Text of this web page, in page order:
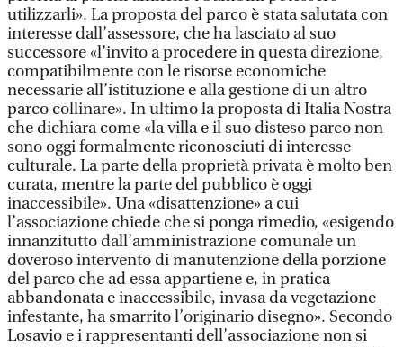
utilizzarli». La proposta del parco è stata salutata con
interesse dall’assessore, che ha lasciato al suo
successore «l’invito a procedere in questa direzione,
compatibilmente con le risorse economiche
necessarie all’istituzione e alla gestione di un altro
parco collinare». In ultimo la proposta di Italia Nostra
che dichiara come «la villa e il suo disteso parco non
sono oggi formalmente riconosciuti di interesse
culturale. La parte della proprietà privata è molto ben
curata, mentre la parte del pubblico è oggi
inaccessibile». Una «disattenzione» a cui
l’associazione chiede che si ponga rimedio, «esigendo
innanzitutto dall’amministrazione comunale un
doveroso intervento di manutenzione della porzione
del parco che ad essa appartiene e, in pratica
abbandonata e inaccessibile, invasa da vegetazione
infestante, ha smarrito l’originario disegno». Secondo
Losavio e i rappresentanti dell’associazione non si